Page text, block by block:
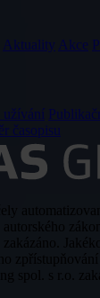
Aktuality Akce
užívání
časopisu